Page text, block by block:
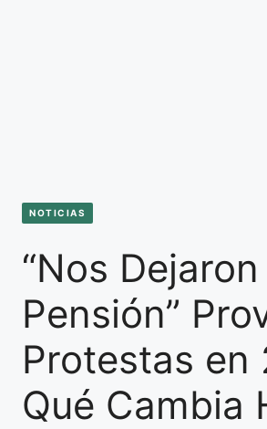
NOTICIAS
“Nos
Pensión”
Protestas en
Qué Cambia